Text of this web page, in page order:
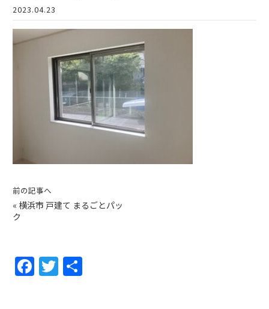
2023.04.23
前の記事へ
« 横浜市 戸建て まるごとパッ
ク
F
a
T
w